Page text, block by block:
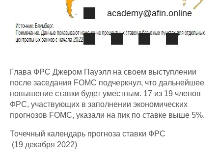
academy@afin.online
Глава ФРС Джером Пауэлл на своем выступлении
после заседания FOMC подчеркнул, что дальнейшее
повышение ставки будет уместным. 17 из 19 членов
ФРС, участвующих в заполнении экономических
прогнозов FOMC, указали на пик по ставке выше 5%.
Точечный календарь прогноза ставки ФРС
(19 декабря 2022)